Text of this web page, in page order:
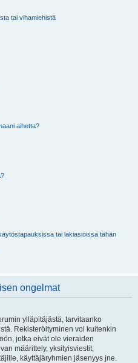
tai vihamiehistä
aihetta?
tai lakiasioissa tähän
ongelmat
ylläpitäjästä, tarvitaanko
Rekisteröityminen voi kuitenkin
jotka eivät ole vieraiden
määrittely, yksityisviestit,
käyttäjäryhmien jäsenyys jne.